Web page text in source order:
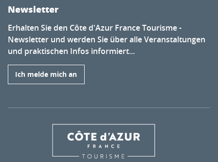
Newsletter
Erhalten Sie den Côte d'Azur France Tourisme -
Newsletter und werden Sie über alle Veranstaltungen
und praktischen Infos informiert...
Ich melde mich an